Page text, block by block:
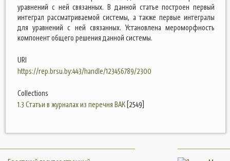
уравнений с ней связанных. В данной статье построен первый
интеграл рассматриваемой системы, а также первые интегралы
для уравнений с ней связанных. Установлена мероморфность
компонент общего решения данной системы.
URI
https://rep.brsu.by:443/handle/123456789/2300
Collections
1.3 Статьи в журналах из перечня ВАК [2549]